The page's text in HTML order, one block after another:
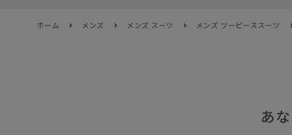
ホーム メンズ メンズ スーツ メンズ ツーピーススーツ
あ